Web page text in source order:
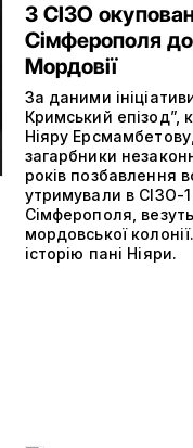
З СІЗО
Сімферополя до
Мордовії
За даними
Кримський епізод”,
Ніяру
загарбники
років позбавлення
утримували в СІЗО-
Сімферополя,
мордовської
історію пані Ніяри.